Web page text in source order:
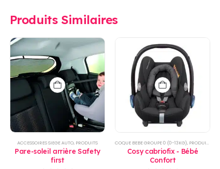
Produits Similaires
ACCESSOIRES SIEGE AUTO, PRODUITS
Pare-soleil arrière Safety
first
COQUE BEBE GROUPE 0 (0-13KG), PRODUITS
Cosy cabriofix - Bébé
Confort